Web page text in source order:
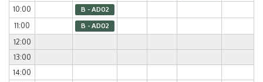
10:00 B - AD02
11:00 B - AD02
12:00
13:00
14:00